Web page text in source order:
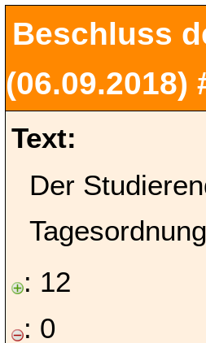
Beschluss
Text:
Der
: 12
: 0